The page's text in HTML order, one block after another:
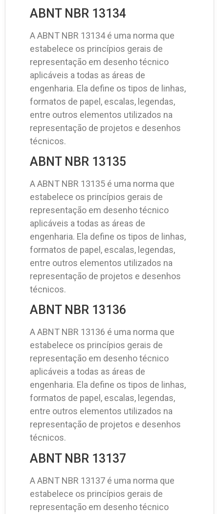
ABNT NBR 13134
A ABNT NBR 13134 é uma norma que
estabelece os princípios gerais de
representação em desenho técnico
aplicáveis a todas as áreas de
engenharia. Ela define os tipos de linhas,
formatos de papel, escalas, legendas,
entre outros elementos utilizados na
representação de projetos e desenhos
técnicos.
ABNT NBR 13135
A ABNT NBR 13135 é uma norma que
estabelece os princípios gerais de
representação em desenho técnico
aplicáveis a todas as áreas de
engenharia. Ela define os tipos de linhas,
formatos de papel, escalas, legendas,
entre outros elementos utilizados na
representação de projetos e desenhos
técnicos.
ABNT NBR 13136
A ABNT NBR 13136 é uma norma que
estabelece os princípios gerais de
representação em desenho técnico
aplicáveis a todas as áreas de
engenharia. Ela define os tipos de linhas,
formatos de papel, escalas, legendas,
entre outros elementos utilizados na
representação de projetos e desenhos
técnicos.
ABNT NBR 13137
A ABNT NBR 13137 é uma norma que
estabelece os princípios gerais de
representação em desenho técnico